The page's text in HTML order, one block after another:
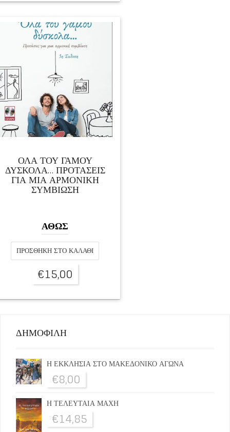
ΟΛΑ ΤΟΥ ΓΑΜΟΥ
ΔΥΣΚΟΛΑ… ΠΡΟΤΑΣΕΙΣ
ΓΙΑ ΜΙΑ ΑΡΜΟΝΙΚΗ
ΣΥΜΒΙΩΣΗ
ΑΘΩΣ
ΠΡΟΣΘΉΚΗ ΣΤΟ ΚΑΛΆΘΙ
€15,00
ΔΗΜΟΦΙΛΗ
Η ΕΚΚΛΗΣΙΑ ΣΤΟ ΜΑΚΕΔΟΝΙΚΟ ΑΓΩΝΑ
€8,00
Η ΤΕΛΕΥΤΑΙΑ ΜΑΧΗ
€14,85